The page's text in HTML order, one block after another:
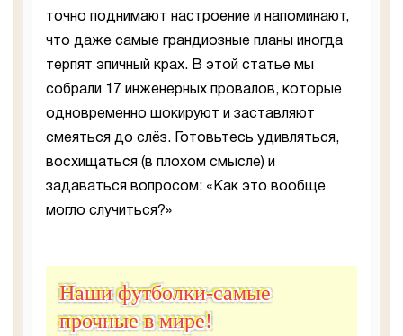
точно поднимают настроение и напоминают,
что даже самые грандиозные планы иногда
терпят эпичный крах. В этой статье мы
собрали 17 инженерных провалов, которые
одновременно шокируют и заставляют
смеяться до слёз. Готовьтесь удивляться,
восхищаться (в плохом смысле) и
задаваться вопросом: «Как это вообще
могло случиться?»
Наши футболки-самые
прочные в мире!